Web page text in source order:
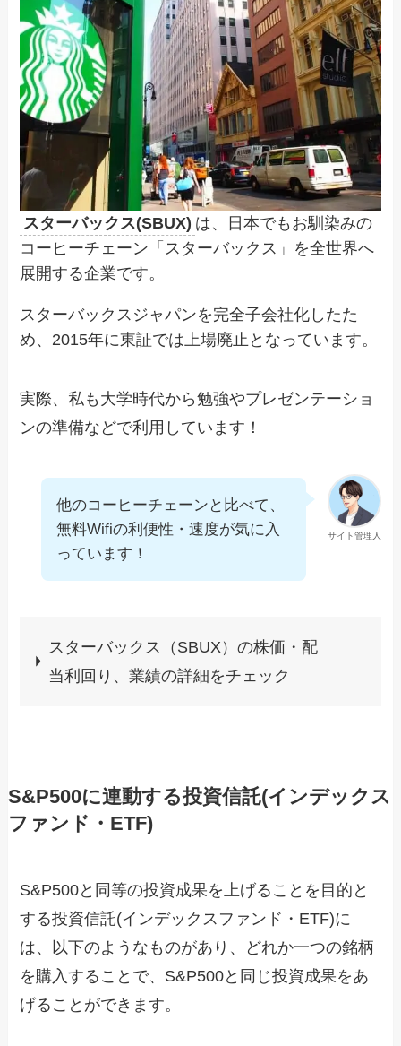
スターバックス(SBUX) は、日本でもお馴染みの
コーヒーチェーン「スターバックス」を全世界へ
展開する企業です。
スターバックスジャパンを完全子会社化したた
め、2015年に東証では上場廃止となっています。
実際、私も大学時代から勉強やプレゼンテーショ
ンの準備などで利用しています！
サイト管理人
他のコーヒーチェーンと比べて、
無料Wifiの利便性・速度が気に入
っています！
スターバックス（SBUX）の株価・配
当利回り、業績の詳細をチェック
S&P500に連動する投資信託(インデックス
ファンド・ETF)
S&P500と同等の投資成果を上げることを目的と
する投資信託(インデックスファンド・ETF)に
は、以下のようなものがあり、どれか一つの銘柄
を購入することで、S&P500と同じ投資成果をあ
げることができます。